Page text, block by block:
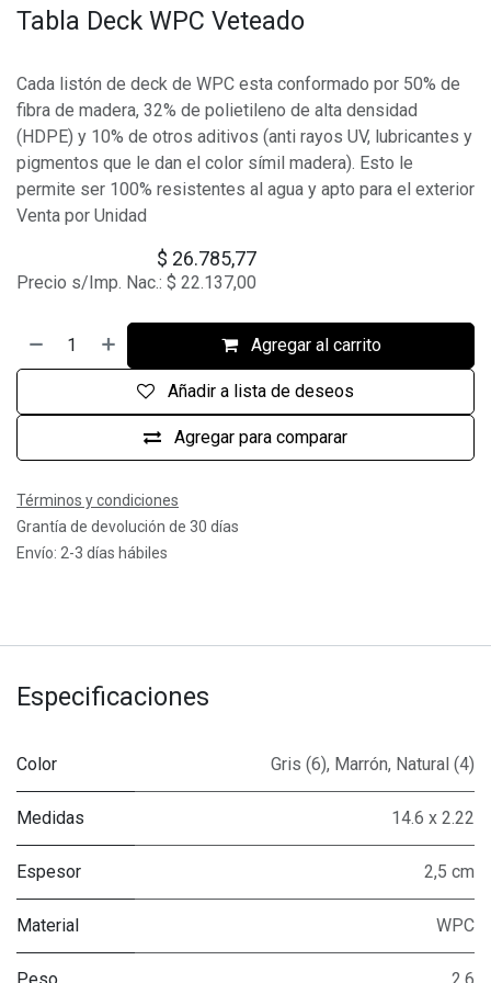
Tabla Deck WPC Veteado
Cada listón de deck de WPC esta conformado por 50% de
fibra de madera, 32% de polietileno de alta densidad
(HDPE) y 10% de otros aditivos (anti rayos UV, lubricantes y
pigmentos que le dan el color símil madera). Esto le
permite ser 100% resistentes al agua y apto para el exterior
Venta por Unidad
$ 26.785,77
Precio s/Imp. Nac.: $ 22.137,00
Agregar al carrito
Agregar para comparar
Añadir a lista de deseos
Términos y condiciones
Grantía de devolución de 30 días
Envío: 2-3 días hábiles
Especificaciones
Color Gris (6), Marrón, Natural (4)
Medidas 14.6 x 2.22
Espesor 2,5 cm
Material WPC